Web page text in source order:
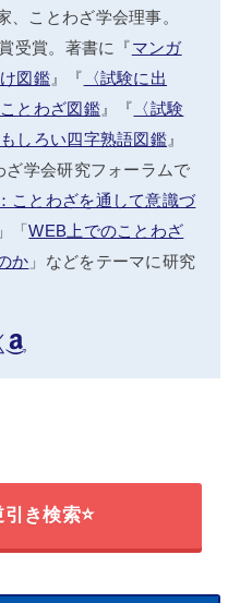
、ことわざ学会理事。
受賞。著書に『マンガ
図鑑』『 〈試験に出
とわざ図鑑』『 〈試験
しろい四字熟語図鑑』
学会研究フォーラムで
ことわざを通して意識づ
」「WEB上でのことわざ
か 」などをテーマに研究
き検索⭐